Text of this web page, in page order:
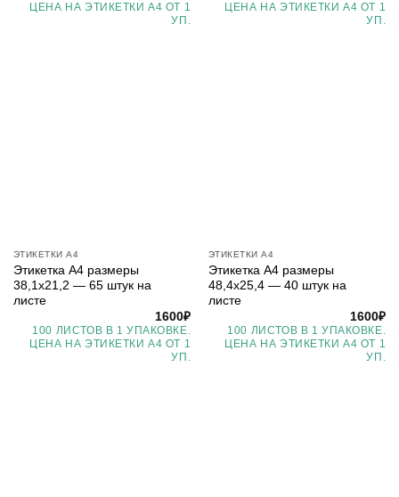
ЦЕНА НА ЭТИКЕТКИ А4 ОТ 1
УП.
ЦЕНА НА ЭТИКЕТКИ А4 ОТ 1
УП.
ЭТИКЕТКИ А4
Этикетка А4 размеры
38,1х21,2 — 65 штук на
листе
1600₽
100 ЛИСТОВ В 1 УПАКОВКЕ.
ЦЕНА НА ЭТИКЕТКИ А4 ОТ 1
УП.
ЭТИКЕТКИ А4
Этикетка А4 размеры
48,4х25,4 — 40 штук на
листе
1600₽
100 ЛИСТОВ В 1 УПАКОВКЕ.
ЦЕНА НА ЭТИКЕТКИ А4 ОТ 1
УП.